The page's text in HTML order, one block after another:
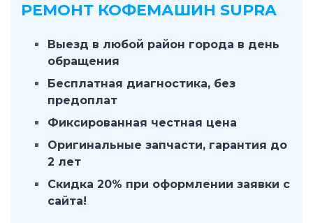
РЕМОНТ КОФЕМАШИН SUPRA
Выезд в любой район города в день
обращения
Бесплатная диагностика, без
предоплат
Фиксированная честная цена
Оригинальные запчасти, гарантия до
2 лет
Скидка 20% при оформлении заявки с
сайта!